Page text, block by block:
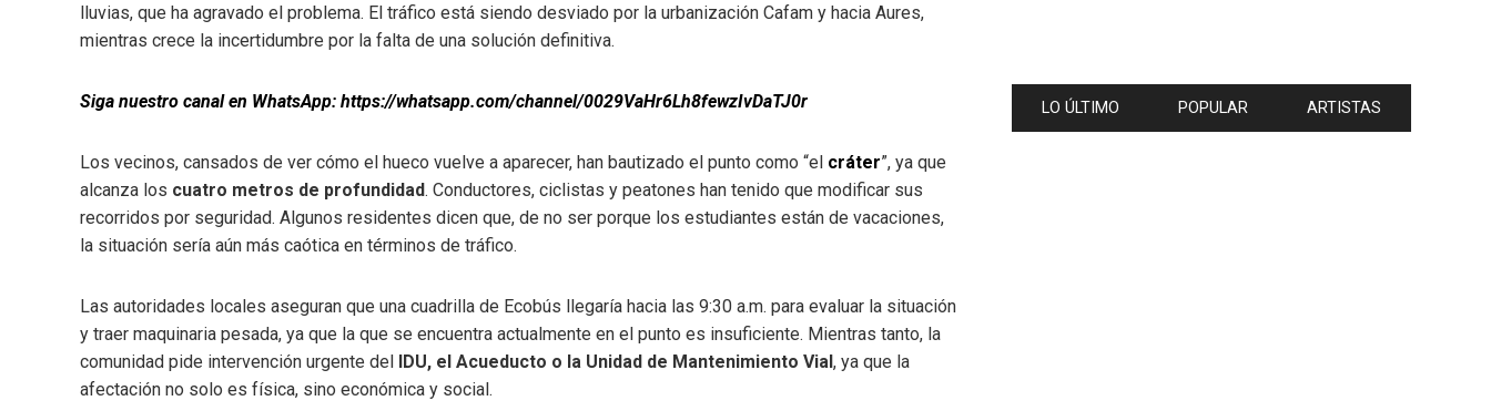
lluvias, que ha agravado el problema. El tráfico está siendo desviado por la urbanización Cafam y hacia Aures,
mientras crece la incertidumbre por la falta de una solución definitiva.
Siga nuestro canal en WhatsApp: https://whatsapp.com/channel/0029VaHr6Lh8fewzIvDaTJ0r
Los vecinos, cansados de ver cómo el hueco vuelve a aparecer, han bautizado el punto como “el cráter”, ya que
alcanza los cuatro metros de profundidad. Conductores, ciclistas y peatones han tenido que modificar sus
recorridos por seguridad. Algunos residentes dicen que, de no ser porque los estudiantes están de vacaciones,
la situación sería aún más caótica en términos de tráfico.
Las autoridades locales aseguran que una cuadrilla de Ecobús llegaría hacia las 9:30 a.m. para evaluar la situación
y traer maquinaria pesada, ya que la que se encuentra actualmente en el punto es insuficiente. Mientras tanto, la
comunidad pide intervención urgente del IDU, el Acueducto o la Unidad de Mantenimiento Vial, ya que la
afectación no solo es física, sino económica y social.
LO ÚLTIMO POPULAR ARTISTAS